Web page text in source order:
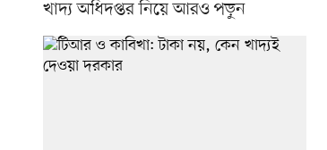
খাদ্য অধিদপ্তর নিয়ে আরও পড়ুন